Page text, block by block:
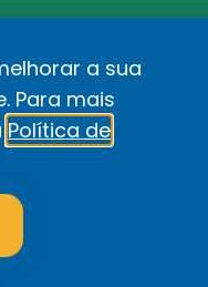
Salarial
a sua
Para mais
Política de